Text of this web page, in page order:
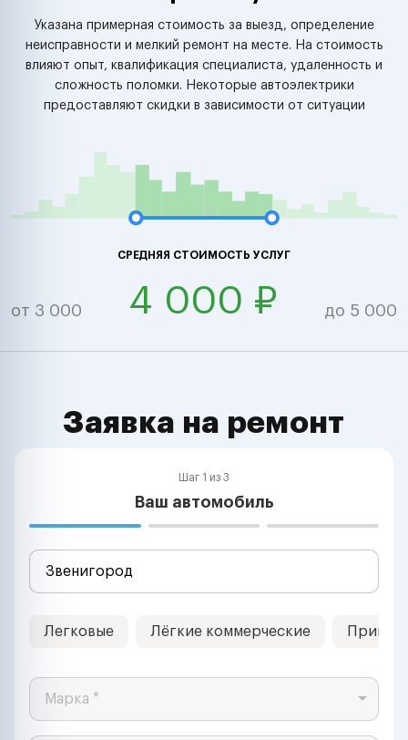
Указана примерная стоимость за выезд, определение
неисправности и мелкий ремонт на месте. На стоимость
влияют опыт, квалификация специалиста, удаленность и
сложность поломки. Некоторые автоэлектрики
предоставляют скидки в зависимости от ситуации
СРЕДНЯЯ СТОИМОСТЬ УСЛУГ
от 3 000 4 000 ₽ до 5 000
Заявка на ремонт
Шаг 1 из 3
Ваш автомобиль
Легковые Лёгкие коммерческие
Марка *